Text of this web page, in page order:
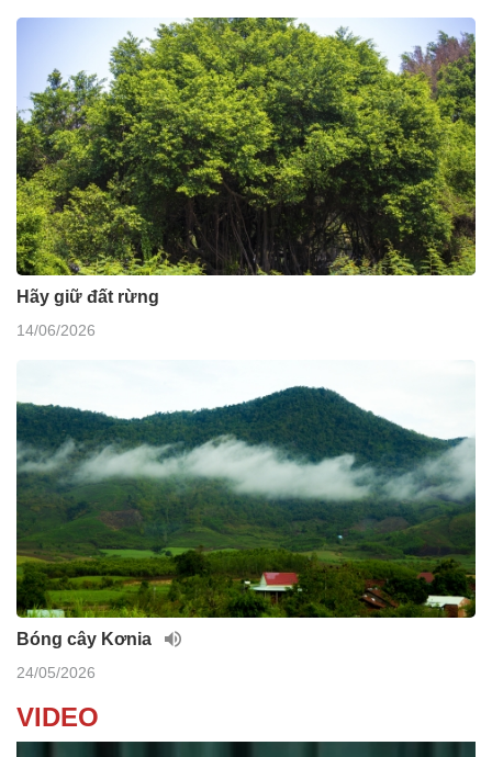
Hãy giữ đất rừng
14/06/2026
Bóng cây Kơnia
24/05/2026
VIDEO